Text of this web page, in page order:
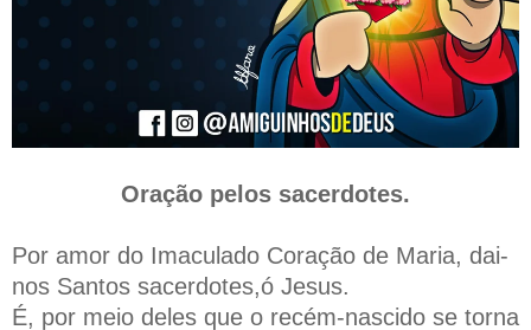
Oração pelos sacerdotes.
Por amor do Imaculado Coração de Maria, dai-
nos Santos sacerdotes,ó Jesus.
É, por meio deles que o recém-nascido se torna